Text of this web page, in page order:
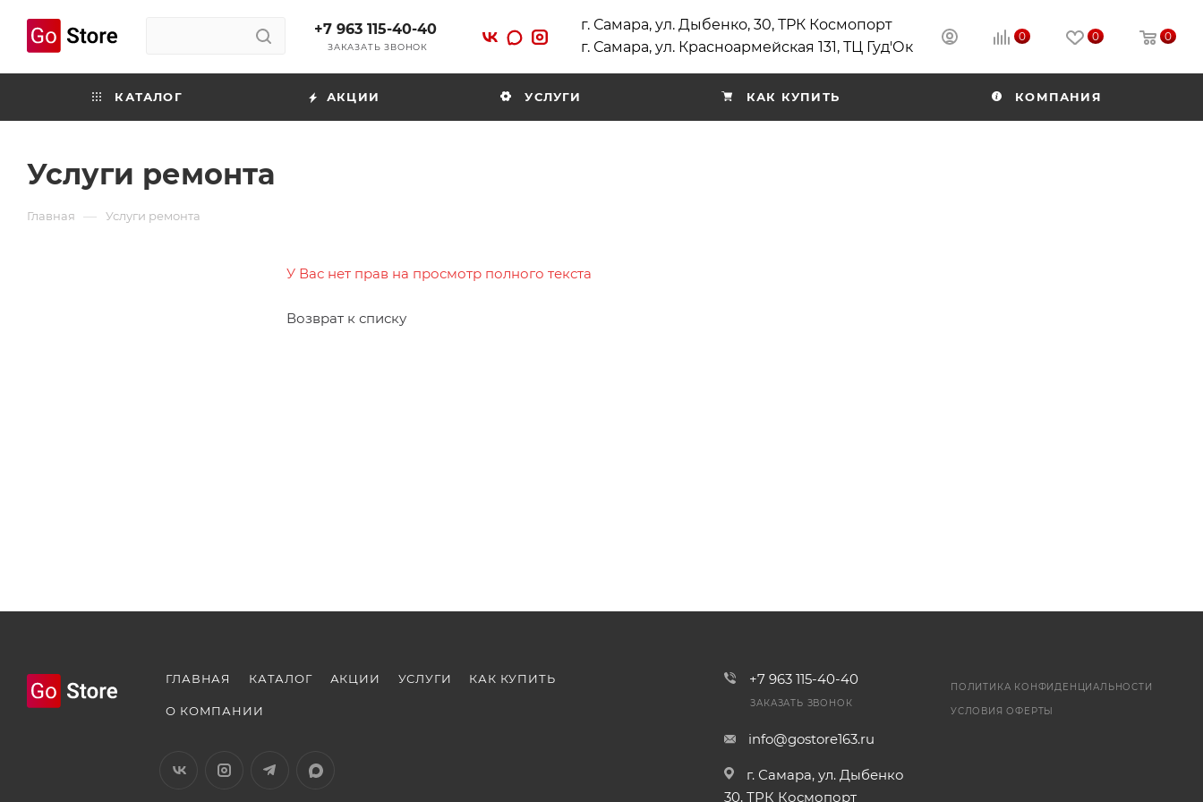
+7 963 115-40-40
ЗАКАЗАТЬ ЗВОНОК
г. Самара, ул. Дыбенко, 30, ТРК Космопорт
г. Самара, ул. Красноармейская 131, ТЦ Гуд'Ок
0 0 0
КАТАЛОГ АКЦИИ УСЛУГИ КАК КУПИТЬ КОМПАНИЯ
Услуги ремонта
Главная — Услуги ремонта
У Вас нет прав на просмотр полного текста
Возврат к списку
ГЛАВНАЯ КАТАЛОГ АКЦИИ УСЛУГИ КАК КУПИТЬ
О КОМПАНИИ
+7 963 115-40-40
ЗАКАЗАТЬ ЗВОНОК
info@gostore163.ru
г. Самара, ул. Дыбенко
30, ТРК Космопорт
ПОЛИТИКА КОНФИДЕНЦИАЛЬНОСТИ
УСЛОВИЯ ОФЕРТЫ